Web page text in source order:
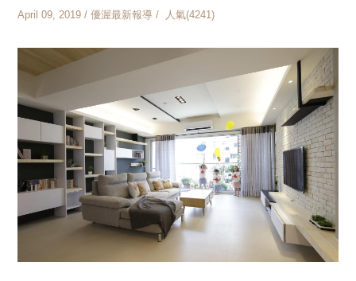
April 09, 2019 / 優渥最新報導 / 人氣(4241)